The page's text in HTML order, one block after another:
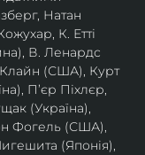
Натан
К. Етті
В. Ленардс
Клайн (США), Курт
П’єр Піхлєр,
(Україна),
Фогель (США),
(Японія),